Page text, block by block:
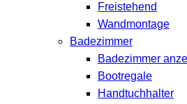
Freistehend
Wandmontage
Badezimmer
Badezimmer
Bootregale
Handtuchhalter